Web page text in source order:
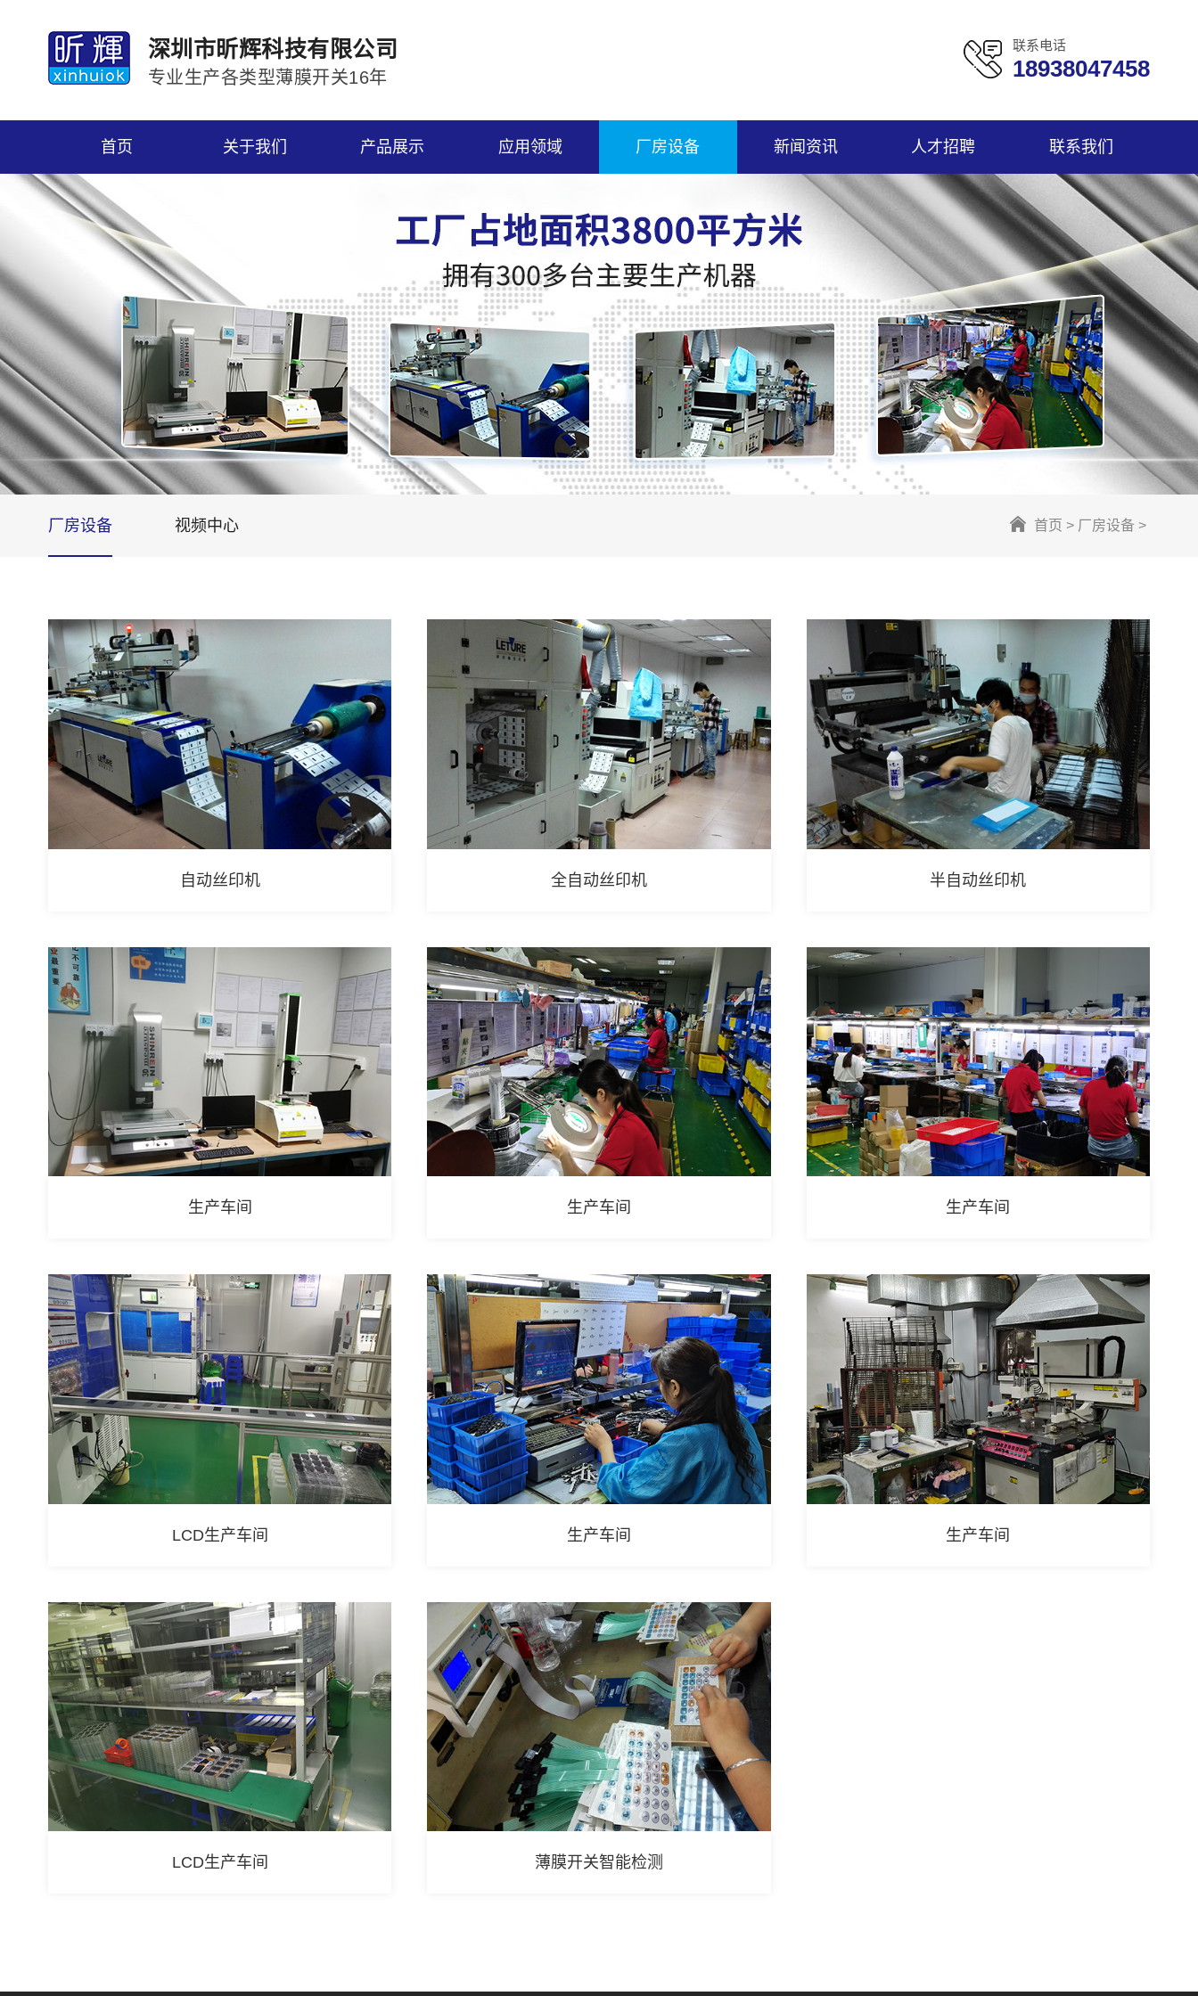
深圳市昕辉科技有限公司
专业生产各类型薄膜开关16年
联系电话
18938047458
首页 关于我们 产品展示 应用领域 厂房设备 新闻资讯 人才招聘 联系我们
首页 > 厂房设备 >
厂房设备 视频中心
自动丝印机 全自动丝印机 半自动丝印机
生产车间 生产车间 生产车间
LCD生产车间 生产车间 生产车间
LCD生产车间 薄膜开关智能检测